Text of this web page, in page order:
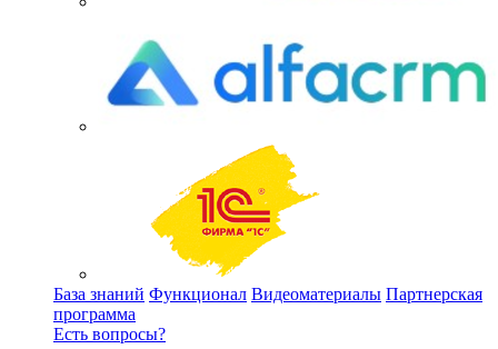
База знаний Функционал Видеоматериалы Партнерская
программа
Есть вопросы?